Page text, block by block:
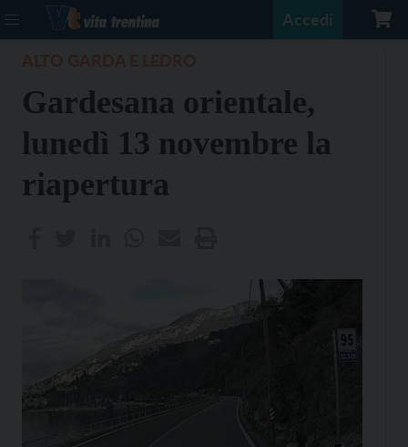
Accedi
Gardesana orientale,
lunedì 13 novembre la
riapertura